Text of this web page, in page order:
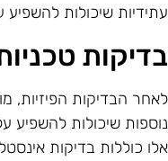
שיכולות
הבדיקות הפיזיות,
שיכולות להשפיע
כוללות בדיקות